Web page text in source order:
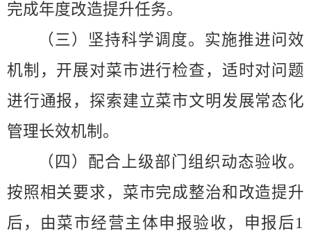
完成年度改造提升任务。
（三）坚持科学调度。 实施推进问效
机制，开展对菜市进行检查，适时对问题
进行通报，探索建立菜市文明发展常态化
管理长效机制。
（四）配合上级部门组织动态验收。
按照相关要求，菜市完成整治和改造提升
后， 由菜市经营主体申报验收，申报后1